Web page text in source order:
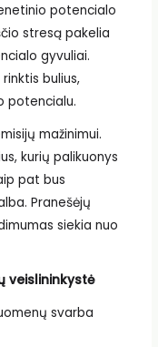
potencialo
stresą pakelia
gyvuliai.
bulius,
potencialu.
mažinimui.
kurių palikuonys
pat bus
Pranešėjų
siekia nuo
veislininkystė
svarba